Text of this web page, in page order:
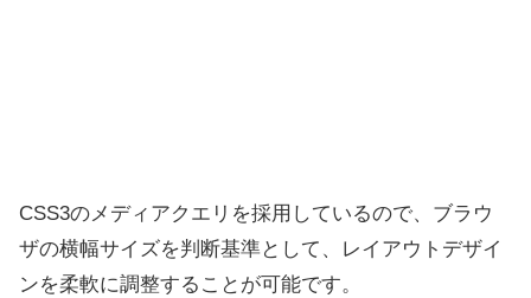
CSS3のメディアクエリを採用しているので、ブラウ
ザの横幅サイズを判断基準として、レイアウトデザイ
ンを柔軟に調整することが可能です。